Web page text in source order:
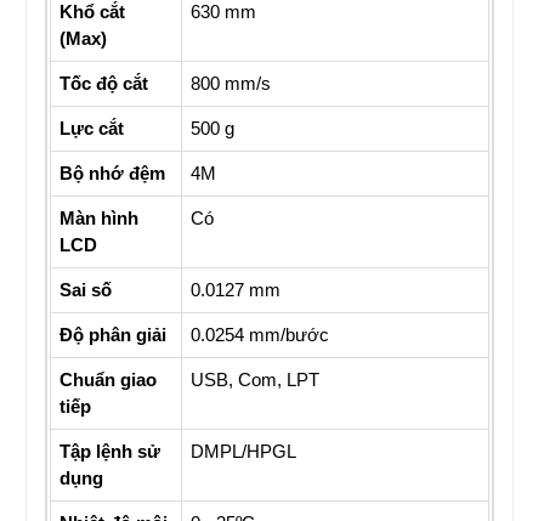
Khổ cắt
(Max)
630 mm
Tốc độ cắt 800 mm/s
Lực cắt 500 g
Bộ nhớ đệm 4M
Màn hình
LCD
Có
Sai số 0.0127 mm
Độ phân giải 0.0254 mm/bước
Chuẩn giao
tiếp
USB, Com, LPT
Tập lệnh sử
dụng
DMPL/HPGL